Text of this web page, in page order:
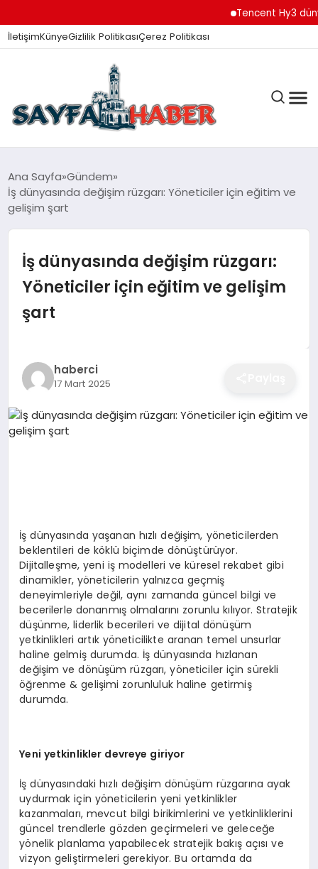
Tencent Hy3 dünya
İletişimKünyeGizlilik PolitikasıÇerez Politikası
ANA SAYFA
GÜNDEM
İZMIR HABERLERI
EKONOMI
SAĞLIK
YAŞAM
DIĞER
Ana Sayfa Gündem
İş dünyasında değişim rüzgarı: Yöneticiler için eğitim ve
gelişim şart
İş dünyasında değişim rüzgarı:
Yöneticiler için eğitim ve gelişim
şart
haberci
17 Mart 2025
İş dünyasında yaşanan hızlı değişim, yöneticilerden
beklentileri de köklü biçimde dönüştürüyor.
Dijitalleşme, yeni iş modelleri ve küresel rekabet gibi
dinamikler, yöneticilerin yalnızca geçmiş
deneyimleriyle değil, aynı zamanda güncel bilgi ve
becerilerle donanmış olmalarını zorunlu kılıyor. Stratejik
düşünme, liderlik becerileri ve dijital dönüşüm
yetkinlikleri artık yöneticilikte aranan temel unsurlar
haline gelmiş durumda. İş dünyasında hızlanan
değişim ve dönüşüm rüzgarı, yöneticiler için sürekli
öğrenme & gelişimi zorunluluk haline getirmiş
durumda.
Yeni yetkinlikler devreye giriyor
İş dünyasındaki hızlı değişim dönüşüm rüzgarına ayak
uydurmak için yöneticilerin yeni yetkinlikler
kazanmaları, mevcut bilgi birikimlerini ve yetkinliklerini
güncel trendlerle gözden geçirmeleri ve geleceğe
yönelik planlama yapabilecek stratejik bakış açısı ve
vizyon geliştirmeleri gerekiyor. Bu ortamda da